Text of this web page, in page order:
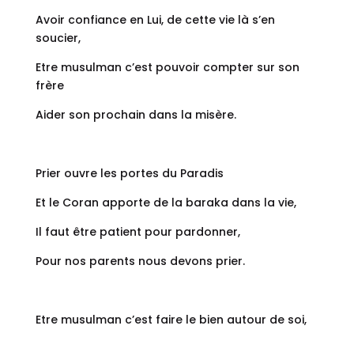
Avoir confiance en Lui, de cette vie là s’en
soucier,
Etre musulman c’est pouvoir compter sur son
frère
Aider son prochain dans la misère.
Prier ouvre les portes du Paradis
Et le Coran apporte de la baraka dans la vie,
Il faut être patient pour pardonner,
Pour nos parents nous devons prier.
Etre musulman c’est faire le bien autour de soi,